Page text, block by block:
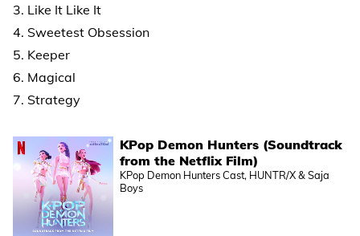
3. Like It Like It
4. Sweetest Obsession
5. Keeper
6. Magical
7. Strategy
KPop Demon Hunters (Soundtrack
from the Netflix Film)
KPop Demon Hunters Cast, HUNTR/X & Saja
Boys